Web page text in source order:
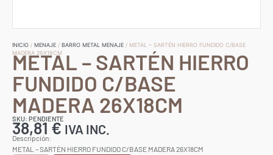
INICIO / MENAJE / BARRO METAL MENAJE / METAL – SARTÉN HIERRO FUNDIDO C/BASE
MADERA 26X18CM
METAL – SARTÉN HIERRO
FUNDIDO C/BASE
MADERA 26X18CM
SKU: PENDIENTE
38,81€ IVA INC.
Descripción:
METAL – SARTÉN HIERRO FUNDIDO C/BASE MADERA 26X18CM